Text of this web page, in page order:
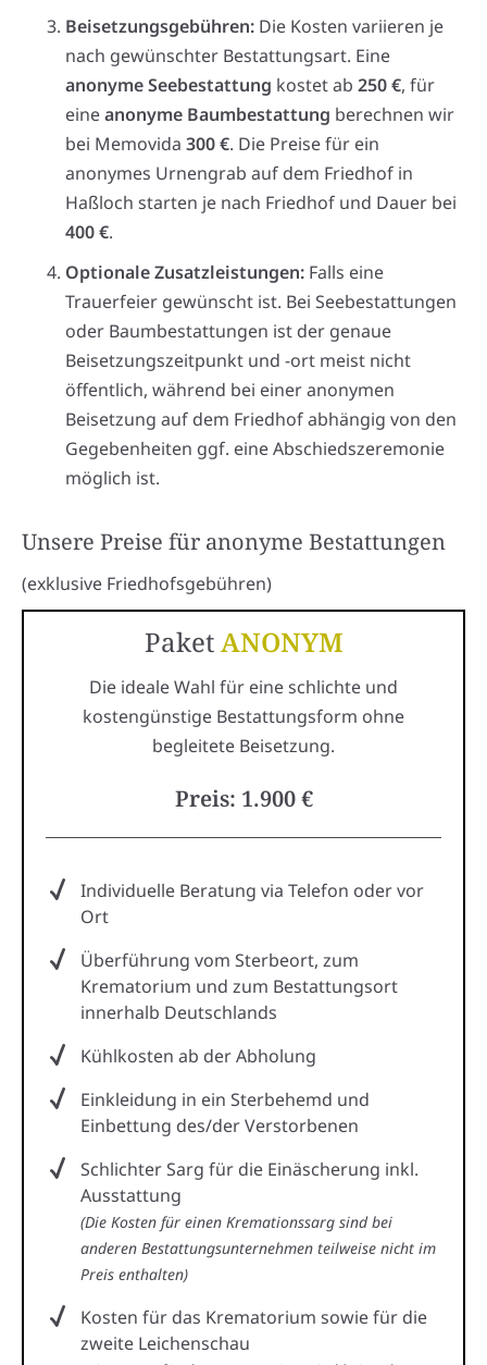
Beisetzungsgebühren: Die Kosten variieren je
nach gewünschter Bestattungsart. Eine
anonyme Seebestattung kostet ab 250 €, für
eineanonyme Baumbestattung berechnen wir
bei Memovida 300 €. Die Preise für ein
anonymes Urnengrab auf dem Friedhof in
Haßloch starten je nach Friedhof und Dauer bei
400 €.
Optionale Zusatzleistungen: Falls eine
Trauerfeier gewünscht ist. Bei Seebestattungen
oder Baumbestattungen ist der genaue
Beisetzungszeitpunkt und -ort meist nicht
öffentlich, während bei einer anonymen
Beisetzung auf dem Friedhof abhängig von den
Gegebenheiten ggf. eine Abschiedszeremonie
möglich ist.
Unsere Preise für anonyme Bestattungen
(exklusive Friedhofsgebühren)
PaketANONYM
Die ideale Wahl für eine schlichte und
kostengünstige Bestattungsform ohne
begleitete Beisetzung.
Preis: 1.900 €
Individuelle Beratung via Telefon oder vor
Ort
Überführung vom Sterbeort, zum
Krematorium und zum Bestattungsort
innerhalb Deutschlands
Kühlkosten ab der Abholung
Einkleidung in ein Sterbehemd und
Einbettung des/der Verstorbenen
Schlichter Sarg für die Einäscherung inkl.
Ausstattung
(Die Kosten für einen Kremationssarg sind bei
anderen Bestattungsunternehmen teilweise nicht im
Preis enthalten)
Kosten für das Krematorium sowie für die
zweite Leichenschau